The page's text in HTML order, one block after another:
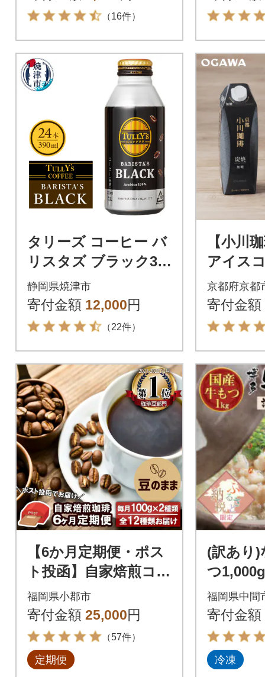
（16件）
バッグ
タリーズ コーヒー バ
リスタズ ブラック39
0ml(a11-035)
静岡県焼津市
寄付金額 12,000円
（22件）
【小川
アイス
1000ml
コーヒ
京都府京都
寄付金額
【6か月定期便・ポス
ト投函】自家焙煎コー
ヒー豆 100g×2袋 全12
種[No5354-0229]
福岡県小郡市
寄付金額 25,000円
（57件）
定期便
(訳あり
つ
杉牛も
前×5回分
福岡県中間
寄付金額
冷凍